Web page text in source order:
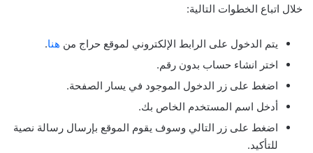
خلال اتباع الخطوات التالية:
يتم الدخول على الرابط الإلكتروني لموقع حراج من هنا.
اختر انشاء حساب بدون رقم.
اضغط على زر الدخول الموجود في يسار الصفحة.
أدخل اسم المستخدم الخاص بك.
اضغط على زر التالي وسوف يقوم الموقع بإرسال رسالة نصية
للتأكيد.